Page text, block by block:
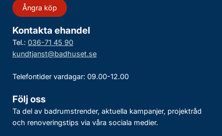
Ångra köp
Kontakta ehandel
Tel.: 036-71 45 90
kundtjanst@badhuset.se
Telefontider vardagar: 09.00-12.00
Följ oss
Ta del av badrumstrender, aktuella kampanjer, projektråd
och renoveringstips via våra sociala medier.